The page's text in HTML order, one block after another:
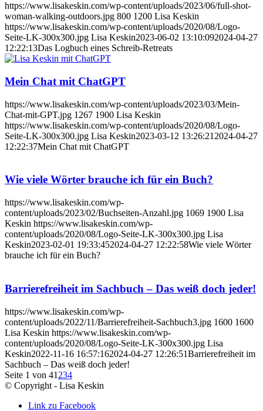
https://www.lisakeskin.com/wp-content/uploads/2023/06/full-shot-
woman-walking-outdoors.jpg 800 1200 Lisa Keskin
https://www.lisakeskin.com/wp-content/uploads/2020/08/Logo-
Seite-LK-300x300.jpg Lisa Keskin2023-06-02 13:10:092024-04-27
12:22:13Das Logbuch eines Schreib-Retreats
Mein Chat mit ChatGPT
https://www.lisakeskin.com/wp-content/uploads/2023/03/Mein-
Chat-mit-GPT.jpg 1267 1900 Lisa Keskin
https://www.lisakeskin.com/wp-content/uploads/2020/08/Logo-
Seite-LK-300x300.jpg Lisa Keskin2023-03-12 13:26:21 2024-04-27
12:22:37Mein Chat mit ChatGPT
Wie viele Wörter brauche ich für ein Buch?
https://www.lisakeskin.com/wp-
content/uploads/2023/02/Buchseiten-Anzahl.jpg 1069 1900 Lisa
Keskin https://www.lisakeskin.com/wp-
content/uploads/2020/08/Logo-Seite-LK-300x300.jpg Lisa
Keskin2023-02-01 19:33:452024-04-27 12:22:58Wie viele Wörter
brauche ich für ein Buch?
Barrierefreiheit im Sachbuch – Das weiß doch jeder!
https://www.lisakeskin.com/wp-
content/uploads/2022/11/Barrierefreiheit-Sachbuch3.jpg 1600 1600
Lisa Keskin https://www.lisakeskin.com/wp-
content/uploads/2020/08/Logo-Seite-LK-300x300.jpg Lisa
Keskin2022-11-16 16:57:162024-04-27 12:26:51Barrierefreiheit im
Sachbuch – Das weiß doch jeder!
Seite 1 von 41 234
© Copyright - Lisa Keskin
Link zu Facebook